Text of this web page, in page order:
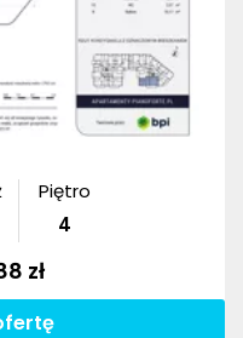
Piętro
4
zł